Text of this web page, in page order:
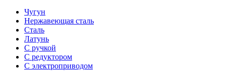
Чугун
Нержавеющая сталь
Сталь
Латунь
С ручкой
С редуктором
С электроприводом